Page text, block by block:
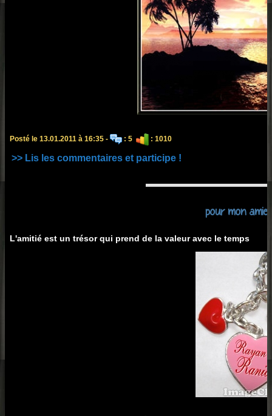
Posté le 13.01.2011 à 16:35 - : 5 : 1010
>> Lis les commentaires et participe !
pour mon amie
L'amitié est un trésor qui prend de la valeur avec le temps